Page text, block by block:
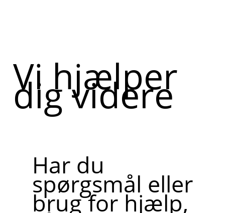
Vi hjælper
dig videre
Har du
spørgsmål eller
brug for hjælp,